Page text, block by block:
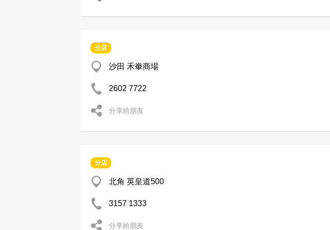
分店
沙田 禾輋商場
2602 7722
分享給朋友
分店
北角 英皇道500
3157 1333
分享給朋友